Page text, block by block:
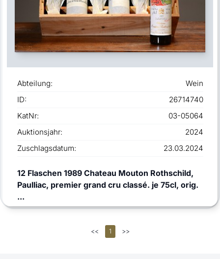
Abteilung:
Wein
ID:
26714740
KatNr:
03-05064
Auktionsjahr:
2024
Zuschlagsdatum:
23.03.2024
12 Flaschen 1989 Chateau Mouton Rothschild,
Paulliac, premier grand cru classé. je 75cl, orig.
...
<< 1 >>